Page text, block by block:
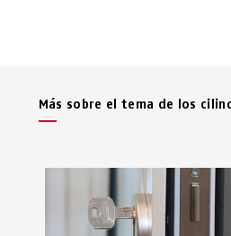
Más sobre el tema de los